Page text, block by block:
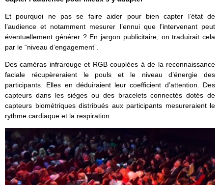
Et pourquoi ne pas se faire aider pour bien capter l’état de
l’audience et notamment mesurer l’ennui que l’intervenant peut
éventuellement générer ? En jargon publicitaire, on traduirait cela
par le “niveau d’engagement”.
Des caméras infrarouge et RGB couplées à de la reconnaissance
faciale récupèreraient le pouls et le niveau d’énergie des
participants. Elles en déduiraient leur coefficient d’attention. Des
capteurs dans les sièges ou des bracelets connectés dotés de
capteurs biométriques distribués aux participants mesureraient le
rythme cardiaque et la respiration.